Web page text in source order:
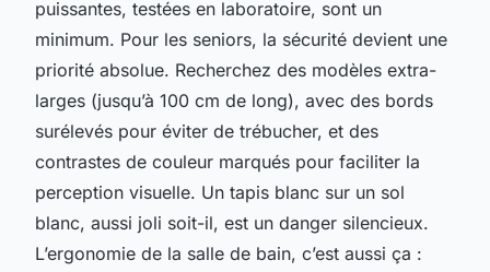
puissantes, testées en laboratoire, sont un
minimum. Pour les seniors, la sécurité devient une
priorité absolue. Recherchez des modèles extra-
larges (jusqu’à 100 cm de long), avec des bords
surélevés pour éviter de trébucher, et des
contrastes de couleur marqués pour faciliter la
perception visuelle. Un tapis blanc sur un sol
blanc, aussi joli soit-il, est un danger silencieux.
L’ergonomie de la salle de bain, c’est aussi ça :